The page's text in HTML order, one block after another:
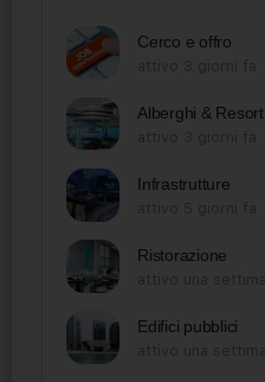
Cerco e offro
Alberghi & Resort
Infrastrutture
Ristorazione
Edifici pubblici